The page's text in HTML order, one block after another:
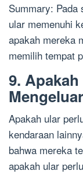
Summary:
ular memenuhi
apakah mereka
memilih tempat
9.
Apakah ular
kendaraan
bahwa mereka
apakah ular